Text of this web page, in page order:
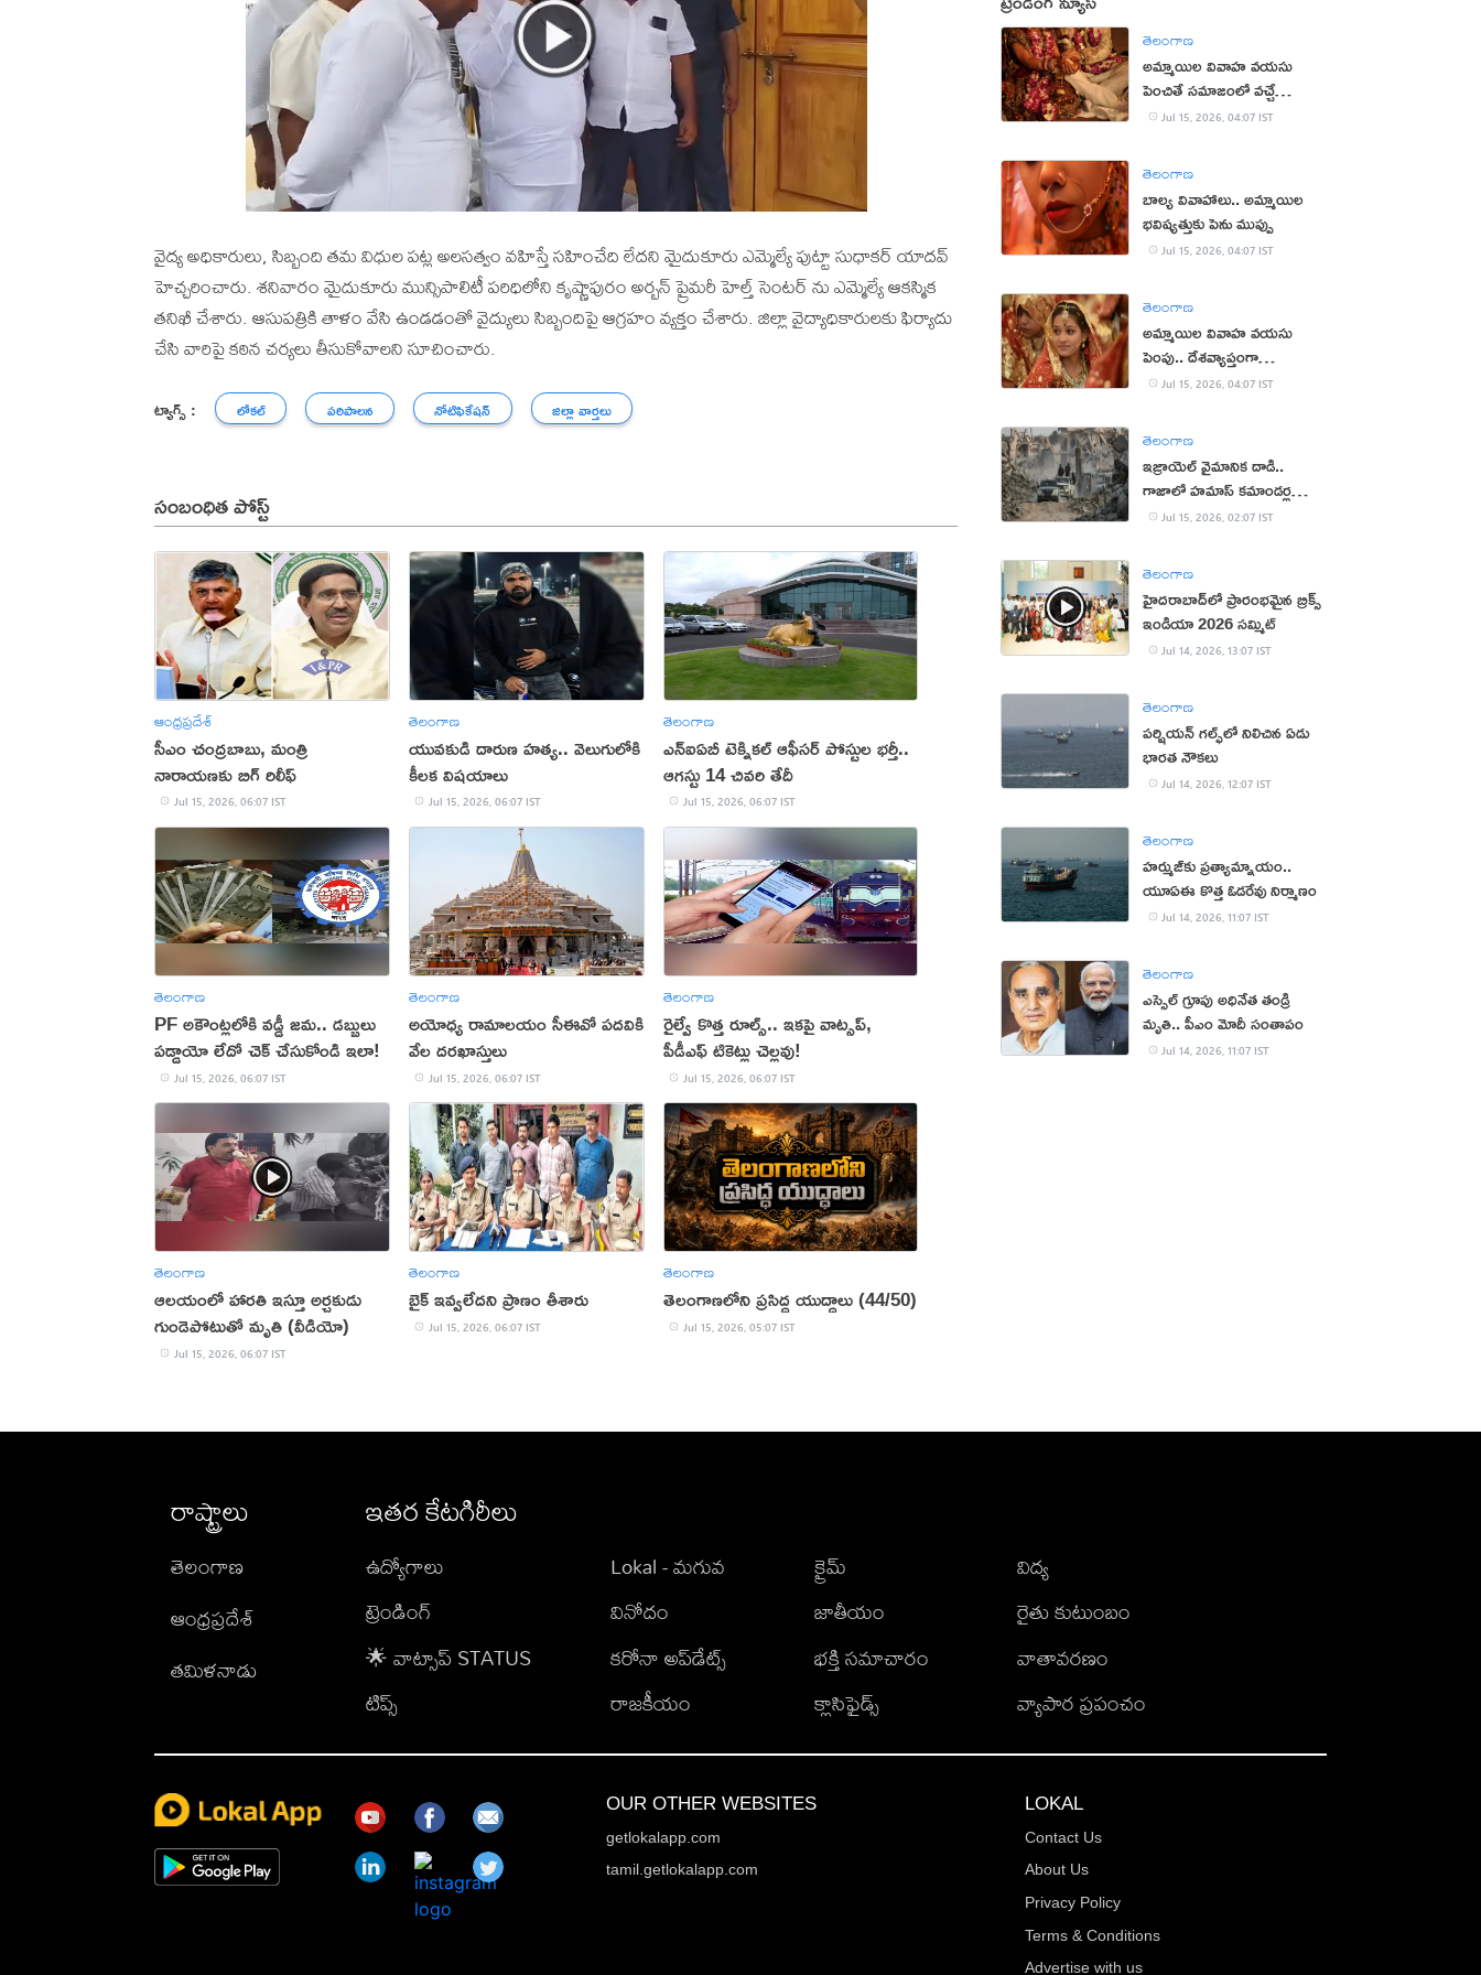
వైద్య అధికారులు, సిబ్బంది తమ విధుల పట్ల అలసత్వం వహిస్తే సహించేది లేదని మైదుకూరు ఎమ్మెల్యే పుట్టా సుధాకర్ యాదవ్
హెచ్చరించారు. శనివారం మైదుకూరు మున్సిపాలిటీ పరిధిలోని కృష్ణాపురం అర్బన్ ప్రైమరీ హెల్త్ సెంటర్ ను ఎమ్మెల్యే ఆకస్మిక
తనిఖీ చేశారు. ఆసుపత్రికి తాళం వేసి ఉండడంతో వైద్యులు సిబ్బందిపై ఆగ్రహం వ్యక్తం చేశారు. జిల్లా వైద్యాధికారులకు ఫిర్యాదు
చేసి వారిపై కఠిన చర్యలు తీసుకోవాలని సూచించారు.
ట్యాగ్స్ : లోకల్ పరిపాలన నోటిఫికేషన్ జిల్లా వార్తలు
సంబంధిత పోస్ట్
ఆంధ్రప్రదేశ్
సీఎం చంద్రబాబు, మంత్రి
నారాయణకు బిగ్ రిలీఫ్
Jul 15, 2026, 06:07 IST
తెలంగాణ
యువకుడి దారుణ హత్య.. వెలుగులోకి
కీలక విషయాలు
Jul 15, 2026, 06:07 IST
తెలంగాణ
ఎన్ఐఏబీ టెక్నికల్ ఆఫీసర్ పోస్టుల భర్తీ..
ఆగస్టు 14 చివరి తేదీ
Jul 15, 2026, 06:07 IST
తెలంగాణ
PF అకౌంట్లలోకి వడ్డీ జమ.. డబ్బులు
పడ్డాయో లేదో చెక్ చేసుకోండి ఇలా!
Jul 15, 2026, 06:07 IST
తెలంగాణ
అయోధ్య రామాలయం సీఈవో పదవికి
వేల దరఖాస్తులు
Jul 15, 2026, 06:07 IST
తెలంగాణ
రైల్వే కొత్త రూల్స్.. ఇకపై వాట్సప్,
పీడీఎఫ్ టికెట్లు చెల్లవు!
Jul 15, 2026, 06:07 IST
తెలంగాణ
ఆలయంలో హారతి ఇస్తూ అర్చకుడు
గుండెపోటుతో మృతి (వీడియో)
Jul 15, 2026, 06:07 IST
తెలంగాణ
బైక్ ఇవ్వలేదని ప్రాణం తీశారు
Jul 15, 2026, 06:07 IST
తెలంగాణ
తెలంగాణలోని ప్రసిద్ధ యుద్ధాలు (44/50)
Jul 15, 2026, 05:07 IST
తెలంగాణ
అమ్మాయిల వివాహ వయసు
పెంచితే సమాజంలో వచ్చే
మార్పులు ఇవే!
Jul 15, 2026, 04:07 IST
తెలంగాణ
బాల్య వివాహాలు.. అమ్మాయిల
భవిష్యత్తుకు పెను ముప్పు
Jul 15, 2026, 04:07 IST
తెలంగాణ
అమ్మాయిల వివాహ వయసు
పెంపు.. దేశవ్యాప్తంగా
భిన్నాభిప్రాయాలు
Jul 15, 2026, 04:07 IST
తెలంగాణ
ఇజ్రాయెల్ వైమానిక దాడి..
గాజాలో హమాస్ కమాండర్ల
హతంJul 15, 2026, 02:07 IST
తెలంగాణ
హైదరాబాద్‌లో ప్రారంభమైన బ్రిక్స్
ఇండియా 2026 సమ్మిట్
Jul 14, 2026, 13:07 IST
తెలంగాణ
పర్షియన్‌ గల్ఫ్‌లో నిలిచిన ఏడు
భారత నౌకలు
Jul 14, 2026, 12:07 IST
తెలంగాణ
హర్ముజ్‌కు ప్రత్యామ్నాయం..
యూఏఈ కొత్త ఓడరేవు నిర్మాణం
Jul 14, 2026, 11:07 IST
తెలంగాణ
ఎస్సెల్‌ గ్రూపు అధినేత తండ్రి
మృతి.. పీఎం మోదీ సంతాపం
Jul 14, 2026, 11:07 IST
రాష్ట్రాలు
తెలంగాణ
ఆంధ్రప్రదేశ్
తమిళనాడు
ఇతర కేటగిరీలు
ఉద్యోగాలు
ట్రెండింగ్
🌟 వాట్సాప్ STATUS
టిప్స్
Lokal - మగువ
వినోదం
కరోనా అప్‌డేట్స్
రాజకీయం
క్రైమ్
జాతీయం
భక్తి సమాచారం
క్లాసిఫైడ్స్
విద్య
రైతు కుటుంబం
వాతావరణం
వ్యాపార ప్రపంచం
OUR OTHER WEBSITES
getlokalapp.com
tamil.getlokalapp.com
LOKAL
Contact Us
About Us
Privacy Policy
Terms & Conditions
Advertise with us